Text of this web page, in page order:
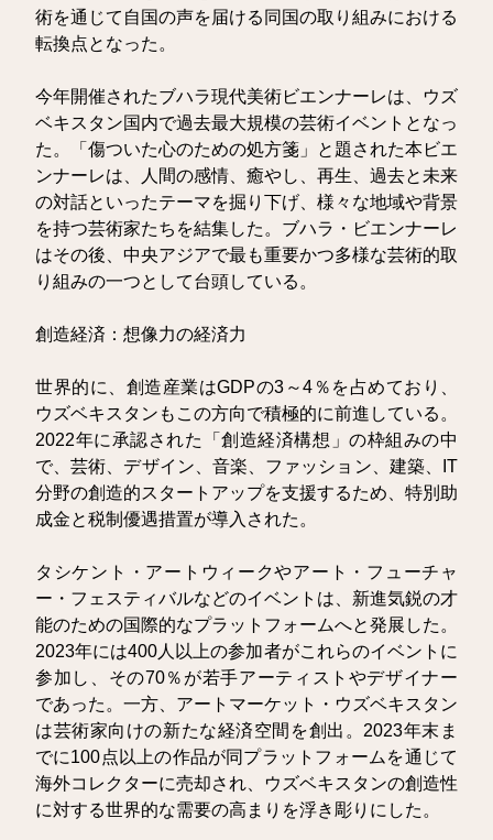
術を通じて自国の声を届ける同国の取り組みにおける
転換点となった。
今年開催されたブハラ現代美術ビエンナーレは、ウズ
ベキスタン国内で過去最大規模の芸術イベントとなっ
た。「傷ついた心のための処方箋」と題された本ビエ
ンナーレは、人間の感情、癒やし、再生、過去と未来
の対話といったテーマを掘り下げ、様々な地域や背景
を持つ芸術家たちを結集した。ブハラ・ビエンナーレ
はその後、中央アジアで最も重要かつ多様な芸術的取
り組みの一つとして台頭している。
創造経済：想像力の経済力
世界的に、創造産業はGDPの3～4％を占めており、
ウズベキスタンもこの方向で積極的に前進している。
2022年に承認された「創造経済構想」の枠組みの中
で、芸術、デザイン、音楽、ファッション、建築、IT
分野の創造的スタートアップを支援するため、特別助
成金と税制優遇措置が導入された。
タシケント・アートウィークやアート・フューチャ
ー・フェスティバルなどのイベントは、新進気鋭の才
能のための国際的なプラットフォームへと発展した。
2023年には400人以上の参加者がこれらのイベントに
参加し、その70％が若手アーティストやデザイナー
であった。一方、アートマーケット・ウズベキスタン
は芸術家向けの新たな経済空間を創出。2023年末ま
でに100点以上の作品が同プラットフォームを通じて
海外コレクターに売却され、ウズベキスタンの創造性
に対する世界的な需要の高まりを浮き彫りにした。